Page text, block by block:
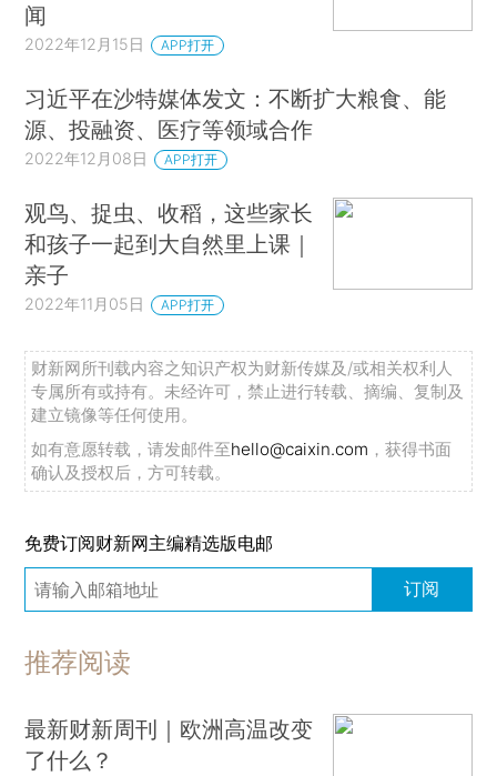
闻
2022年12月15日 APP打开
习近平在沙特媒体发文：不断扩大粮食、能
源、投融资、医疗等领域合作
2022年12月08日 APP打开
观鸟、捉虫、收稻，这些家长
和孩子一起到大自然里上课｜
亲子
2022年11月05日 APP打开
财新网所刊载内容之知识产权为财新传媒及/或相关权利人
专属所有或持有。未经许可，禁止进行转载、摘编、复制及
建立镜像等任何使用。
如有意愿转载，请发邮件至hello@caixin.com ，获得书面
确认及授权后，方可转载。
免费订阅财新网主编精选版电邮
订阅
推荐阅读
最新财新周刊｜欧洲高温改变
了什么？